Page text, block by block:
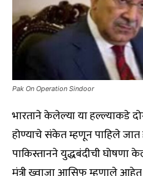
Pak On Operation Sindoor
भारताने केलेल्या या हल्ल्याकडे
होण्याचे संकेत म्हणून पाहिले जात
पाकिस्तानने युद्धबंदीची घोषणा